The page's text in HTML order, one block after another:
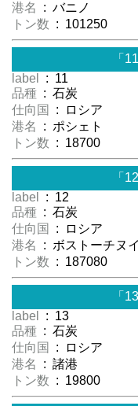
港名
: バニノ
トン数 : 101250
「
label
: 11
品種 : 石炭
仕向国
: ロシア
港名
: ポシェト
トン数 : 18700
「
label
: 12
品種 : 石炭
仕向国
: ロシア
港名
: ボストーチヌイ
トン数 : 187080
「
label
: 13
品種 : 石炭
仕向国
: ロシア
港名
: 諸港
トン数 : 19800